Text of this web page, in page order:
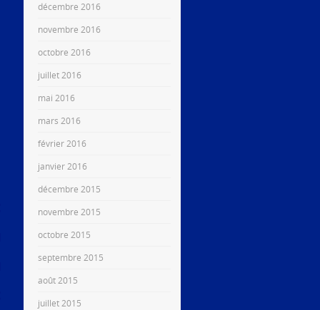
décembre 2016
novembre 2016
octobre 2016
juillet 2016
mai 2016
mars 2016
février 2016
janvier 2016
décembre 2015
novembre 2015
octobre 2015
septembre 2015
août 2015
juillet 2015